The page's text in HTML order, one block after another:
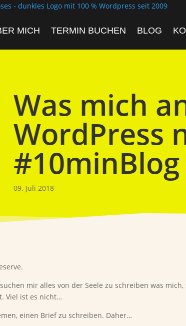
MICH TERMIN BUCHEN BLOG
Was mich
WordPress
#10minBlog
09. Juli 2018
mir alles von der Seele zu schreiben was
Viel ist es nicht…
einen Brief zu schreiben. Daher…